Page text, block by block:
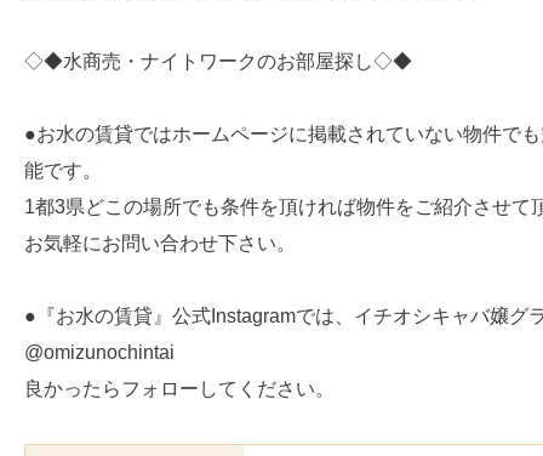
◇◆水商売・ナイトワークのお部屋探し◇◆
●お水の賃貸ではホームページに掲載されていない物件で
能です。
1都3県どこの場所でも条件を頂ければ物件をご紹介させて
お気軽にお問い合わせ下さい。
●『お水の賃貸』公式Instagramでは、イチオシキャバ嬢グ
@omizunochintai
良かったらフォローしてください。